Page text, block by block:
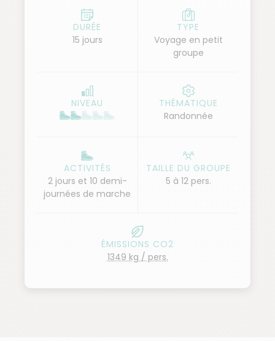
programme qui marie les randonnées les plus belles
aux plus accessibles. Ce séjour est aussi une belle
opportunité de découvrir tous les aspects de la
culture locale tout en marchant. Notre guide vous
pour ces îles surprenantes. Laissez-vous guider par
son accent chantant !
DURÉE
15 jours
TYPE
Voyage en petit
groupe
NIVEAU
THÉMATIQUE
Randonnée
ACTIVITÉS
2 jours et 10 demi-
journées de marche
TAILLE DU GROUPE
5 à 12 pers.
ÉMISSIONS CO2
1349 kg / pers.